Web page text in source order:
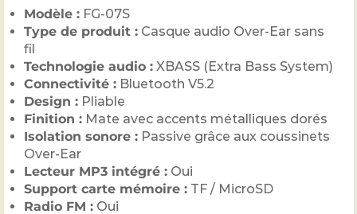
Modèle : FG-07S
Type de produit : Casque audio Over-Ear sans
fil
Technologie audio : XBASS (Extra Bass System)
Connectivité : Bluetooth V5.2
Design : Pliable
Finition : Mate avec accents métalliques dorés
Isolation sonore : Passive grâce aux coussinets
Over-Ear
Lecteur MP3 intégré : Oui
Support carte mémoire : TF / MicroSD
Radio FM : Oui